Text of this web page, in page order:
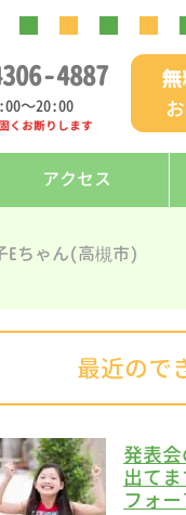
-4887
〜20:00
くお断りします
アクセス
Eちゃん(高槻市)
最近ので
発表
出て
フォ